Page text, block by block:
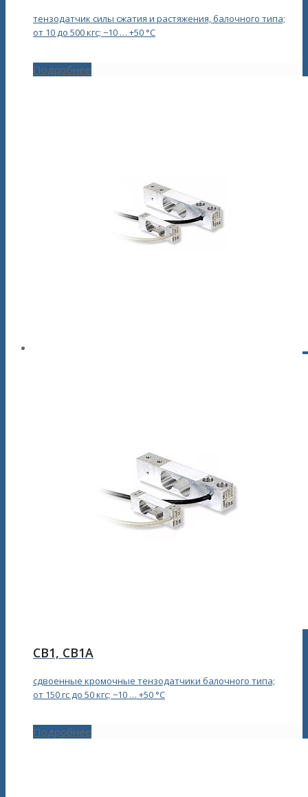
тензодатчик силы сжатия и растяжения, балочного типа;
от 10 до 500 кгс; −10 … +50 °С
Подробнее
CВ1, CB1A
сдвоенные кромочные тензодатчики балочного типа;
от 150 гс до 50 кгс; −10 … +50 °С
Подробнее